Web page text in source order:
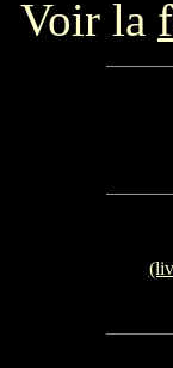
Voir la